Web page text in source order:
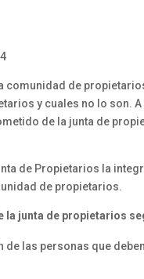
comunidad de
y cuales no lo son.
de la junta de
de Propietarios la
de propietarios.
la junta de propietarios
de las personas que